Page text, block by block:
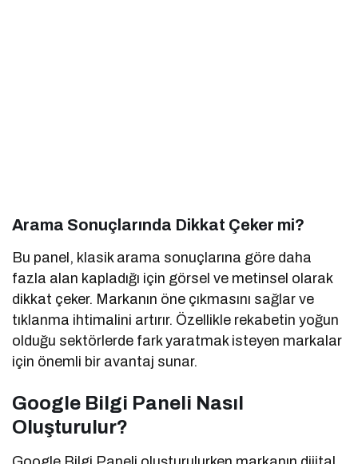
Arama Sonuçlarında Dikkat Çeker mi?
Bu panel, klasik arama sonuçlarına göre daha
fazla alan kapladığı için görsel ve metinsel olarak
dikkat çeker. Markanın öne çıkmasını sağlar ve
tıklanma ihtimalini artırır. Özellikle rekabetin yoğun
olduğu sektörlerde fark yaratmak isteyen markalar
için önemli bir avantaj sunar.
Google Bilgi Paneli Nasıl
Oluşturulur?